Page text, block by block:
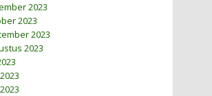
2023
2023
2023
2023